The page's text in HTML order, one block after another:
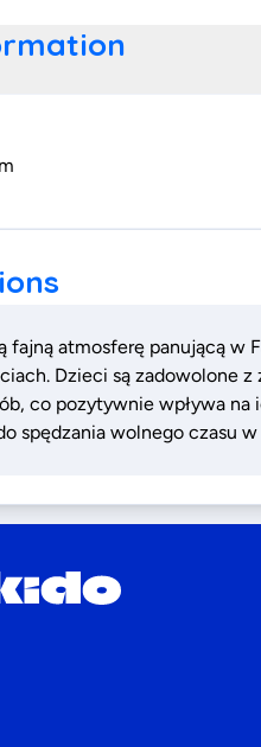
fajną atmosferę panującą w
Dzieci są zadowolone
co pozytywnie wpływa na
spędzania wolnego czasu